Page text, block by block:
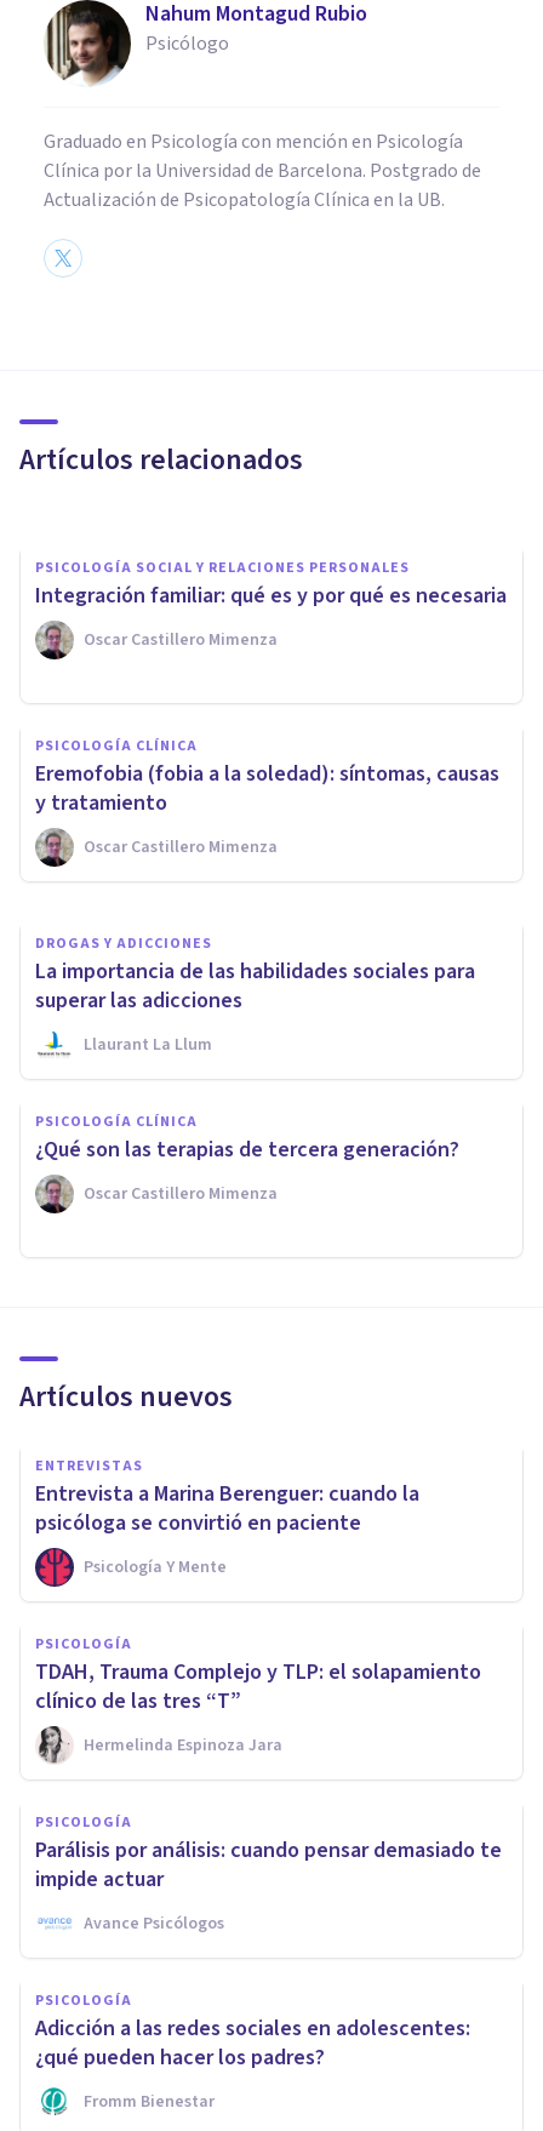
Nahum Montagud Rubio
Psicólogo
Graduado en Psicología con mención en Psicología
Clínica por la Universidad de Barcelona. Postgrado de
Actualización de Psicopatología Clínica en la UB.
Artículos relacionados
y cómo podemos gestionarlos
PSICOLOGÍA SOCIAL Y RELACIONES PERSONALES
Integración familiar: qué es y por qué es necesaria
Oscar Castillero Mimenza
PSICOLOGÍA CLÍNICA
Eremofobia (fobia a la soledad): síntomas, causas
y tratamiento
Oscar Castillero Mimenza
La dependencia emocional en
el Trastorno Límite de
Personalidad
Blanca Ruiz
DROGAS Y ADICCIONES
La importancia de las habilidades sociales para
superar las adicciones
Llaurant La Llum
PSICOLOGÍA CLÍNICA
¿Qué son las terapias de tercera generación?
Oscar Castillero Mimenza
Artículos nuevos
ENTREVISTAS
Entrevista a Marina Berenguer: cuando la
psicóloga se convirtió en paciente
Psicología Y Mente
PSICOLOGÍA
TDAH, Trauma Complejo y TLP: el solapamiento
clínico de las tres “T”
Hermelinda Espinoza Jara
PSICOLOGÍA
Parálisis por análisis: cuando pensar demasiado te
impide actuar
Avance Psicólogos
PSICOLOGÍA
Adicción a las redes sociales en adolescentes:
¿qué pueden hacer los padres?
Fromm Bienestar